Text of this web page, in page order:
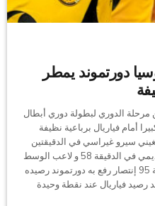
دورتموند يمطر
الدوري لبطولة دوري أبطال
أمام فياريال برباعية نظيفة
سيرو غيراسي في الدقيقتين
45+2 و 54 , المهاجم الألماني كريم أديمي في الدقيقة 58 و لاعب الوسط
السويدي دانيال سفينسون في الدقيقة 95 إنتصار رفع به دورتموند رصيده
رصيد فياريال عند نقطة وحيدة